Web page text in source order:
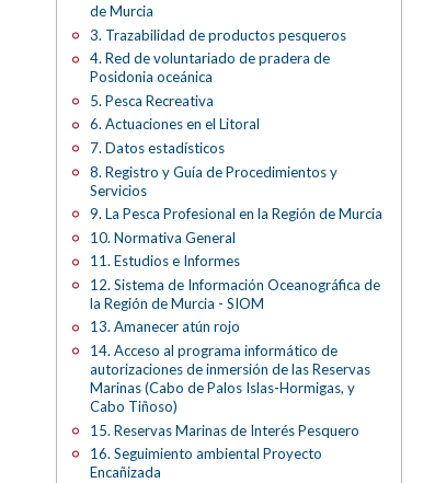
de Murcia
3. Trazabilidad de productos pesqueros
4. Red de voluntariado de pradera de
Posidonia oceánica
5. Pesca Recreativa
6. Actuaciones en el Litoral
7. Datos estadísticos
8. Registro y Guía de Procedimientos y
Servicios
9. La Pesca Profesional en la Región de Murcia
10. Normativa General
11. Estudios e Informes
12. Sistema de Información Oceanográfica de
la Región de Murcia - SIOM
13. Amanecer atún rojo
14. Acceso al programa informático de
autorizaciones de inmersión de las Reservas
Marinas (Cabo de Palos Islas-Hormigas, y
Cabo Tiñoso)
15. Reservas Marinas de Interés Pesquero
16. Seguimiento ambiental Proyecto
Encañizada